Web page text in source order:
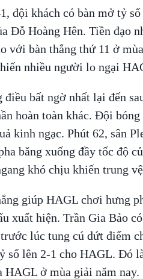
đội khách có bàn mở tỷ
Đỗ Hoàng Hên. Tiền đạo
với bàn thắng thứ 11 ở
nhiều người lo ngại
điều bất ngờ nhất lại đến
hoàn toàn khác. Đội
kinh ngạc. Phút 62, sân
băng xuống đầy tốc độ
khó chịu khiến trung
giúp HAGL chơi hưng
xuất hiện. Trần Gia Bảo
lúc tung cú dứt điểm
số lên 2-1 cho HAGL. Đó
HAGL ở mùa giải năm nay.